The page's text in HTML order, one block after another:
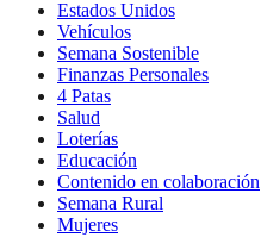
Estados Unidos
Vehículos
Semana Sostenible
Finanzas Personales
4 Patas
Salud
Loterías
Educación
Contenido en colaboración
Semana Rural
Mujeres